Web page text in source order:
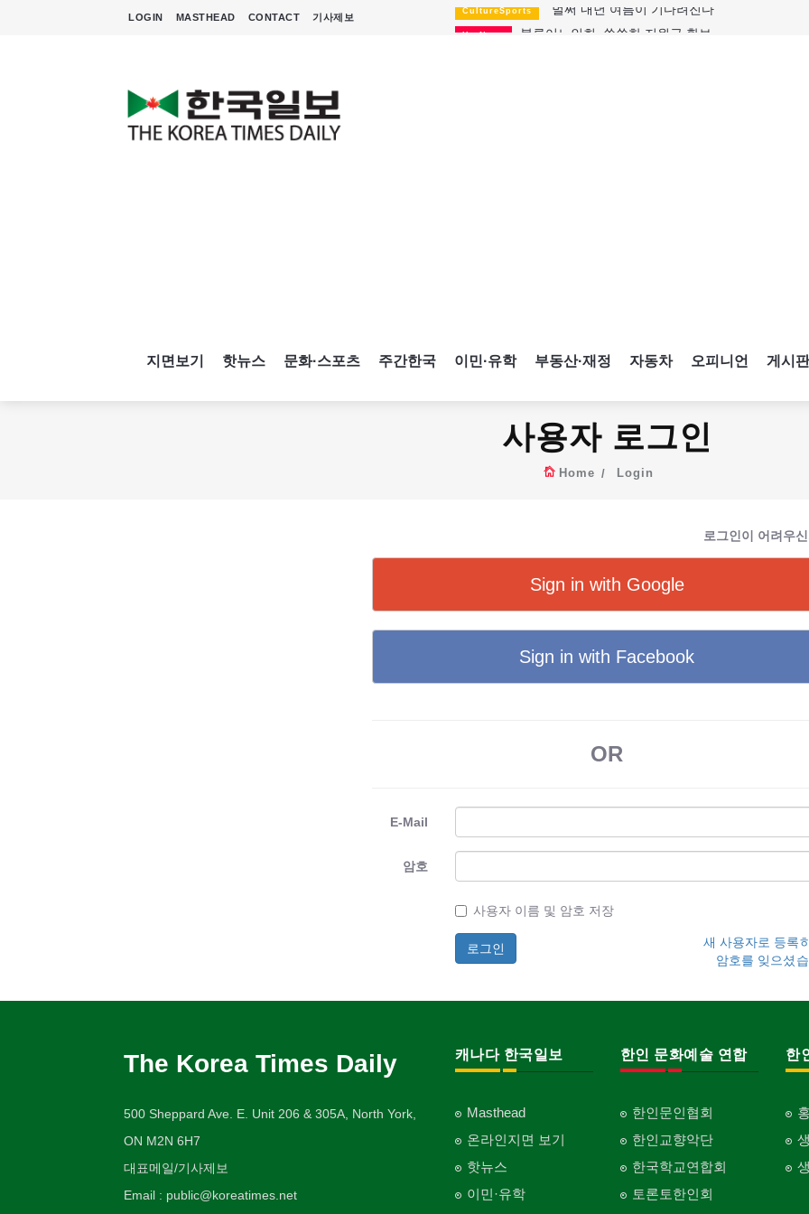
LOGIN MASTHEAD CONTACT 기사제보 HotNews 블루어노인회, 쏠쏠한 지원금 확보
지면보기 핫뉴스 문화·스포츠 주간한국 이민·유학 부동산·재정 자동차 오피니언 게시판
사용자 로그인
Home Login
로그인이 어려우
Sign in with Google
Sign in with Facebook
OR
E-Mail
암호
사용자 이름 및 암호 저장
새 사용자로 등록
암호를 잊으셨
The Korea Times Daily
500 Sheppard Ave. E. Unit 206 & 305A, North York,
ON M2N 6H7
대표메일/기사제보
Email : public@koreatimes.net
캐나다 한국일보
Masthead
온라인지면 보기
핫뉴스
이민·유학
한인 문화예술 연합
한인문인협회
한인교향악단
한국학교연합회
토론토한인회
한